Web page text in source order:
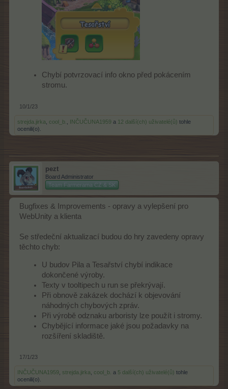
Chybí potvrzovací info okno před pokácením
stromu.
10/1/23
strejda.jirka cool_b. INČUČUNA1959 a 12 další(ch) uživatelé(ů) tohle
ocenili(o).
pezt
Board Administrator
Team Farmerama CZ & SK
Bugfixes & Improvements - opravy a vylepšení pro
WebUnity a klienta
Se středeční aktualizací budou do hry zavedeny opravy
těchto chyb:
U budov Pila a Tesařství chybí indikace
dokončené výroby.
Texty v tooltipech u run se překrývají.
Při obnově zakázek dochází k objevování
náhodných chybových zpráv.
Při výrobě odznaku arboristy lze použít i stromy.
Chybějící informace jaké jsou požadavky na
rozšíření skladiště.
17/1/23
INČUČUNA1959 strejda.jirka cool_b. a 5 další(ch) uživatelé(ů) tohle
ocenili(o).